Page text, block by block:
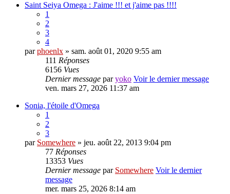
Saint Seiya Omega : J'aime !!! et j'aime pas !!!!
1
2
3
4
parphoenlx » sam. août 01, 2020 9:55 am
111 Réponses
6156 Vues
Dernier message paryoko Voir le dernier message
ven. mars 27, 2026 11:37 am
Sonia, l'étoile d'Omega
1
2
3
par Somewhere » jeu. août 22, 2013 9:04 pm
77 Réponses
13353 Vues
Dernier message par Somewhere Voir le dernier
message
mer. mars 25, 2026 8:14 am